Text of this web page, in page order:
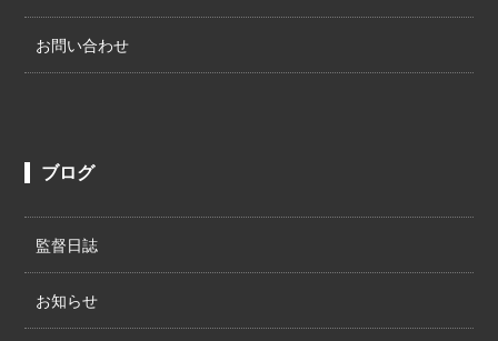
お問い合わせ
ブログ
監督日誌
お知らせ